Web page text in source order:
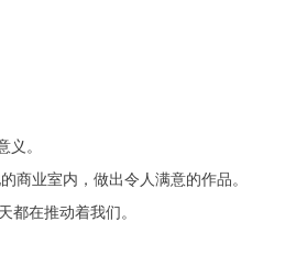
义。
商业室内，做出令人满意的作品。
都在推动着我们。